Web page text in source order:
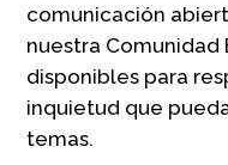
comunicación
nuestra Comunidad
disponibles para
inquietud que
temas.